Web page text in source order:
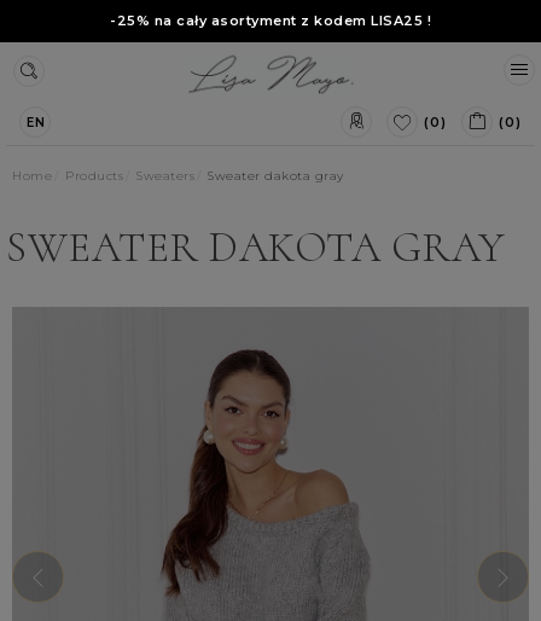
-25% na cały asortyment z kodem LISA25 !
EN (0) (0)
Home Products Sweaters Sweater dakota gray
SWEATER DAKOTA GRAY